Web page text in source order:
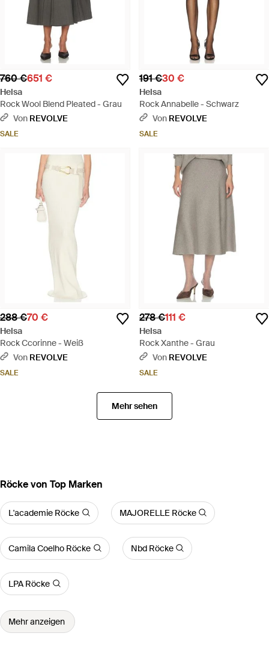
760 €651 €
Helsa
Rock Wool Blend Pleated - Grau
Von REVOLVE
SALE
191 €30 €
Helsa
Rock Annabelle - Schwarz
Von REVOLVE
SALE
288 €70 €
Helsa
Rock Ccorinne - Weiß
Von REVOLVE
SALE
278 €111 €
Helsa
Rock Xanthe - Grau
Von REVOLVE
SALE
Mehr sehen
Röcke von Top Marken
L'academie Röcke MAJORELLE Röcke
Camila Coelho Röcke Nbd Röcke
LPA Röcke
Mehr anzeigen